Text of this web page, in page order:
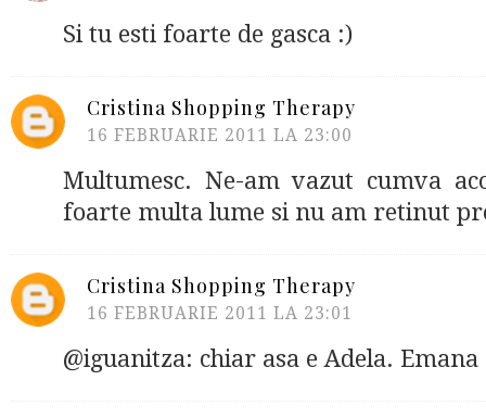
Si tu esti foarte de gasca :)
Cristina Shopping Therapy
16 FEBRUARIE 2011 LA 23:00
Multumesc. Ne-am vazut cumva
foarte multa lume si nu am retinut
Cristina Shopping Therapy
16 FEBRUARIE 2011 LA 23:01
@iguanitza: chiar asa e Adela.